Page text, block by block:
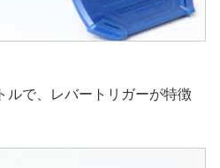
ルで、レバートリガーが特徴